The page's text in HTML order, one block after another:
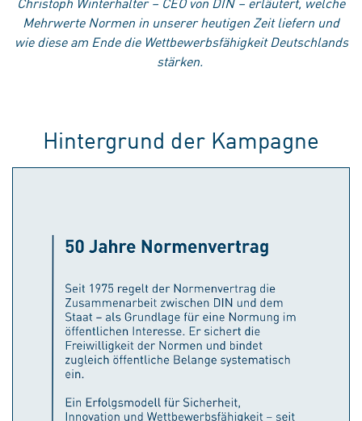
Mehrwerte Normen in unserer heutigen Zeit liefern und
wie diese am Ende die Wettbewerbsfähigkeit Deutschlands
stärken.
Hintergrund der Kampagne